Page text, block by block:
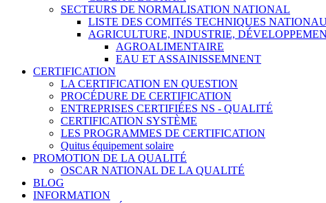
SECTEURS DE NORMALISATION NATIONAL
LISTE DES COMITéS TECHNIQUES
AGRICULTURE, INDUSTRIE,
AGROALIMENTAIRE
EAU ET ASSAINISSEMNENT
CERTIFICATION
LA CERTIFICATION EN QUESTION
PROCÉDURE DE CERTIFICATION
ENTREPRISES CERTIFIÉES NS - QUALITÉ
CERTIFICATION SYSTÈME
LES PROGRAMMES DE CERTIFICATION
Quitus équipement solaire
PROMOTION DE LA QUALITÉ
OSCAR NATIONAL DE LA QUALITÉ
BLOG
INFORMATION